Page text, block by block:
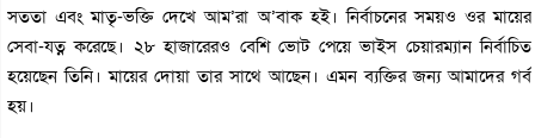
সততা এবং মাতৃ-ভক্তি দেখে আম’রা অ’বাক হই। নির্বাচনের সময়ও ওর মায়ের
সেবা-যত্ন করেছে। ২৮ হাজারেরও বেশি ভোট পেয়ে ভাইস চেয়ারম্যান নির্বাচিত
হয়েছেন তিনি। মায়ের দোয়া তার সাথে আছেন। এমন ব্যক্তির জন্য আমাদের গর্ব
হয়।